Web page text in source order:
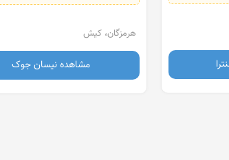
هرمزگان، کیش
مشاهده نیسان جوک